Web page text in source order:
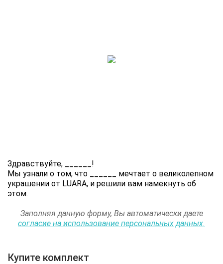
Здравствуйте,
!
Мы узнали о том, что
мечтает о великолепном
украшении от LUARA, и решили вам намекнуть об
этом.
Заполняя данную форму, Вы автоматически даете
согласие на использование персональных данных.
Купите комплект